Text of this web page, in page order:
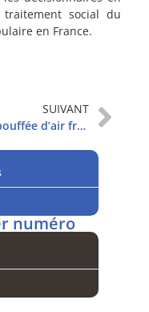
social du
en France.
SUIVANT
Une bouffée d’air frais
numéro